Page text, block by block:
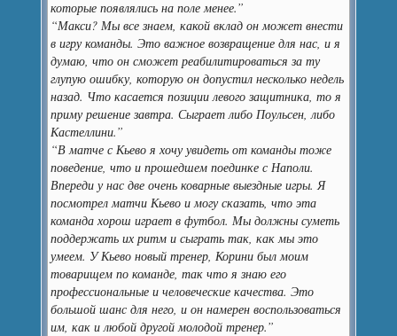
которые появлялись на поле менее.”
“Макси? Мы все знаем, какой вклад он может внести
в игру команды. Это важное возвращение для нас, и я
думаю, что он сможет реабилитироваться за ту
глупую ошибку, которую он допустил несколько недель
назад. Что касается позиции левого защитника, то я
приму решение завтра. Сыграет либо Поульсен, либо
Кастеллини.”
“В матче с Кьево я хочу увидеть от команды тоже
поведение, что и прошедшем поединке с Наполи.
Впереди у нас две очень коварные выездные игры. Я
посмотрел матчи Кьево и могу сказать, что эта
команда хорош играет в футбол. Мы должны суметь
поддержать их ритм и сыграть так, как мы это
умеем. У Кьево новый тренер, Корини был моим
товарищем по команде, так что я знаю его
профессиональные и человеческие качества. Это
большой шанс для него, и он намерен воспользоваться
им, как и любой другой молодой тренер.”